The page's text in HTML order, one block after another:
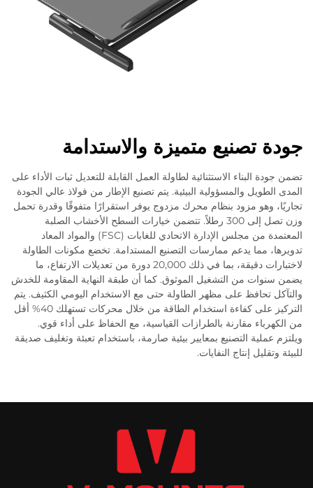
جودة تصنيع متميزة والاستدامة
تضمن جودة البناء الاستثنائية لطاولة العمل القابلة للتعديل ثبات الأداء على
المدى الطويل والمسؤولية البيئية. يتم تصنيع الإطار من فولاذ عالي الجودة
تجاريًا، وهو مزود بنظام محرك مزدوج يوفر استقرارًا متفوقًا وقدرة تحمل
وزن تصل إلى 300 رطلاً. تتضمن خيارات السطح الأخشاب الصلبة
المعتمدة من مجلس الإدارة الاتحادي للغابات (FSC) والمواد المعاد
تدويرها، مما يدعم ممارسات التصنيع المستدامة. تخضع مكونات الطاولة
لاختبارات دقيقة، بما في ذلك 20,000 دورة من تعديلات الارتفاع، ما
يضمن سنوات من التشغيل الموثوق. كما أن طبقة النهاية المقاومة للخدش
والتآكل تحافظ على مظهر الطاولة حتى مع الاستخدام اليومي الكثيف. يتم
التركيز على كفاءة استخدام الطاقة من خلال محركات تستهلك 40% أقل
من الكهرباء مقارنة بالطرازات القياسية، مع الحفاظ على أداء قوي.
ويلتزم عملية التصنيع بمعايير بيئية صارمة، باستخدام تعبئة وتغليف صديقة
للبيئة وتقليل إنتاج النفايات.